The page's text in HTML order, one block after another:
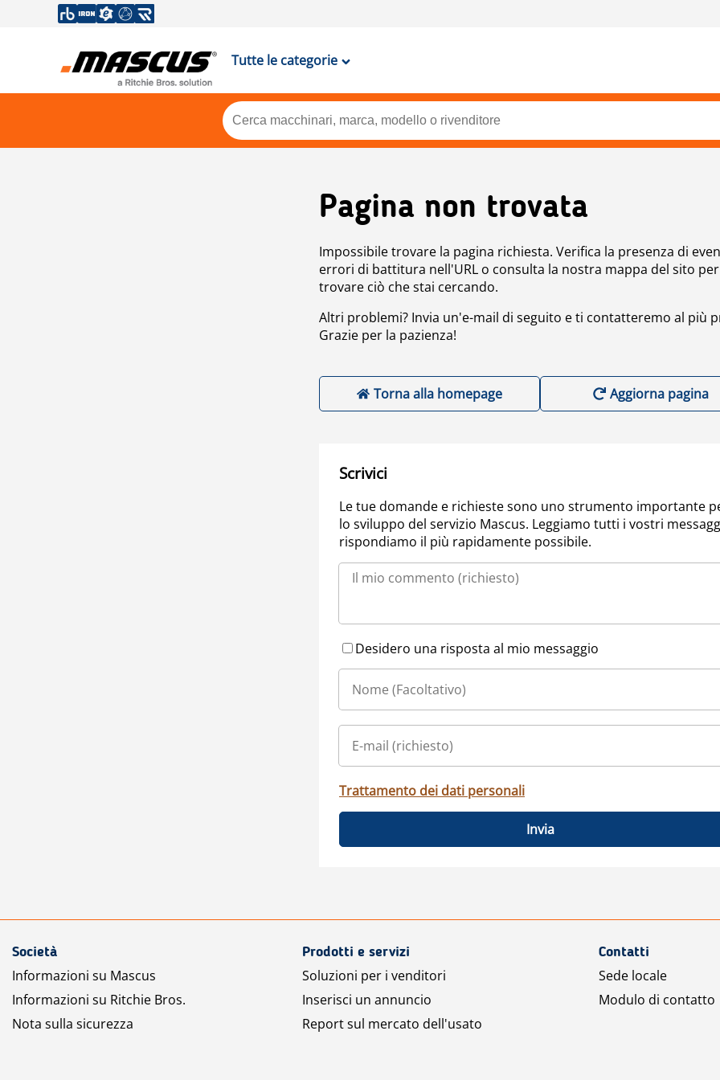
Tutte le categorie
Pagina non trovata
Impossibile trovare la pagina richiesta. Verifica la presenza di
errori di battitura nell'URL o consulta la nostra mappa del sito per
trovare ciò che stai cercando.
Altri problemi? Invia un'e-mail di seguito e ti contatteremo al più
Grazie per la pazienza!
Torna alla homepage Aggiorna pagina
Scrivici
Le tue domande e richieste sono uno strumento importante
lo sviluppo del servizio Mascus. Leggiamo tutti i vostri
rispondiamo il più rapidamente possibile.
Desidero una risposta al mio messaggio
Trattamento dei dati personali
Invia
Società
Informazioni su Mascus
Informazioni su Ritchie Bros.
Nota sulla sicurezza
Prodotti e servizi
Soluzioni per i venditori
Inserisci un annuncio
Report sul mercato dell'usato
Contatti
Sede locale
Modulo di contatto